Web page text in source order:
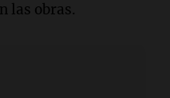
las obras.